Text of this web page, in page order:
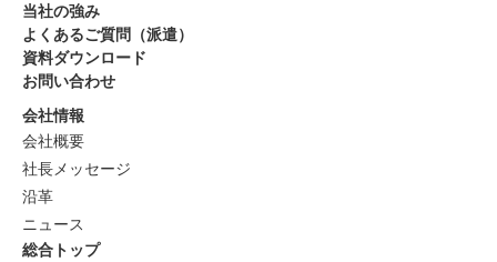
当社の強み
よくあるご質問（派遣）
資料ダウンロード
お問い合わせ
会社情報
会社概要
社長メッセージ
沿革
ニュース
総合トップ